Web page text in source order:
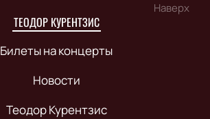
Наверх
ТЕОДОР КУРЕНТЗИС
Билеты на концерты
Новости
Теодор Курентзис